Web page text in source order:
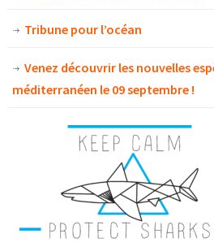
Tribune pour l’océan
Venez découvrir les nouvelles
méditerranéen le 09 septembre !